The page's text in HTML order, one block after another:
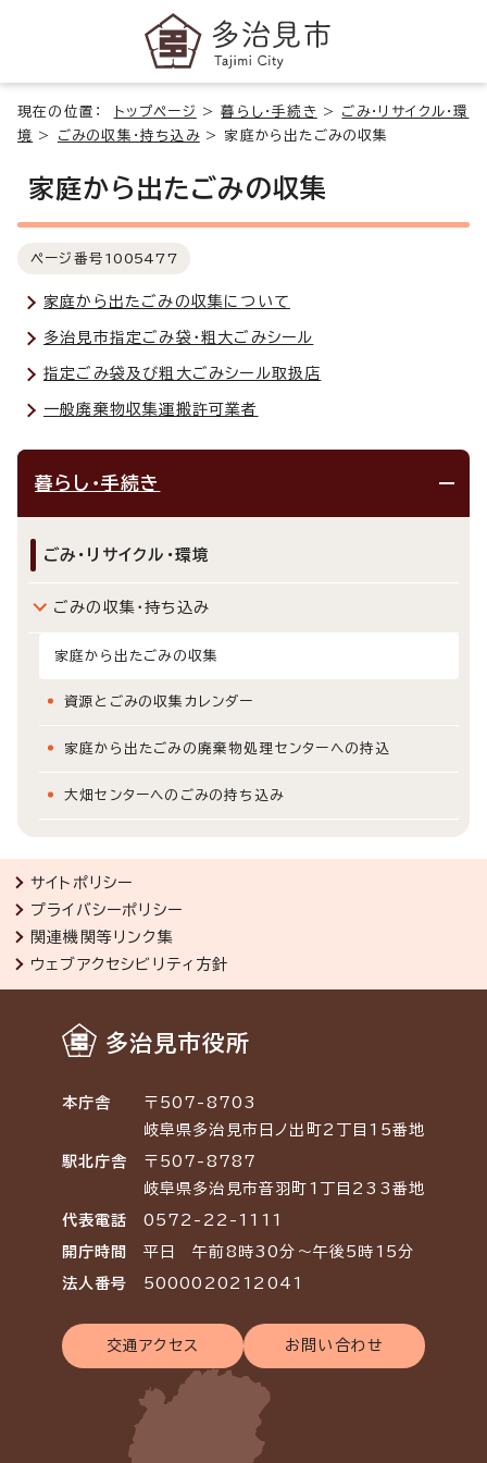
現在の位置： トップページ >暮らし・手続き > ごみ・リサイクル・環
境 > ごみの収集・持ち込み> 家庭から出たごみの収集
家庭から出たごみの収集
ページ番号 1005477
家庭から出たごみの収集について
多治見市指定ごみ袋・粗大ごみシール
指定ごみ袋及び粗大ごみシール取扱店
一般廃棄物収集運搬許可業者
暮らし・手続き
ごみ・リサイクル・環境
ごみの収集・持ち込み
家庭から出たごみの収集
資源とごみの収集カレンダー
家庭から出たごみの廃棄物処理センターへの持込
大畑センターへのごみの持ち込み
サイトポリシー
プライバシーポリシー
関連機関等リンク集
ウェブアクセシビリティ方針
多治見市役所
本庁舎
〒507-8703
岐阜県多治見市日ノ出町2丁目15番地
駅北庁舎
〒507-8787
岐阜県多治見市音羽町1丁目233番地
代表電話 0572-22-1111
開庁時間 平日 午前8時30分～午後5時15分
法人番号 5000020212041
交通アクセス お問い合わせ